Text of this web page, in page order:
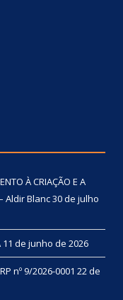
À CRIAÇÃO E A
Aldir Blanc30 de julho
11 de junho de 2026
nº 9/2026-0001 22 de